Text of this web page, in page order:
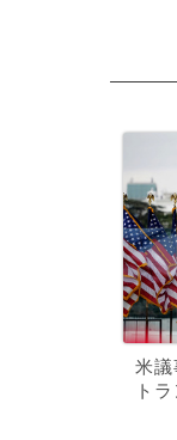
米議
ト